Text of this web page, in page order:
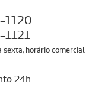
1120
sexta, horário comercial
24h